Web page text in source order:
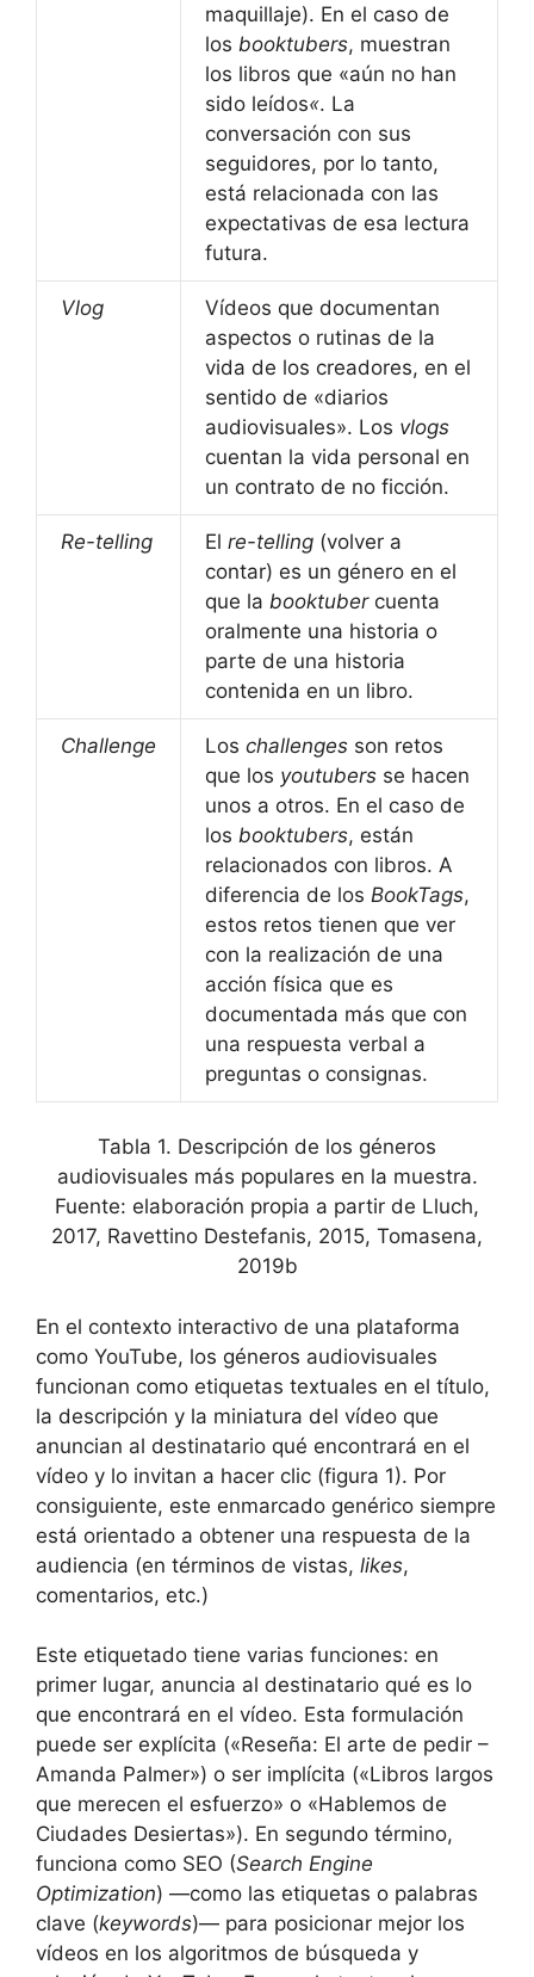
maquillaje). En el caso de
los booktubers, muestran
los libros que «aún no han
sido leídos«. La
conversación con sus
seguidores, por lo tanto,
está relacionada con las
expectativas de esa lectura
futura.
Vlog
Vídeos que documentan
aspectos o rutinas de la
vida de los creadores, en el
sentido de «diarios
audiovisuales». Los vlogs
cuentan la vida personal en
un contrato de no ficción.
Re-telling El re-telling (volver a
contar) es un género en el
que la booktubercuenta
oralmente una historia o
parte de una historia
contenida en un libro.
Challenge Los challenges son retos
que los youtubers se hacen
unos a otros. En el caso de
los booktubers, están
relacionados con libros. A
diferencia de los BookTags,
estos retos tienen que ver
con la realización de una
acción física que es
documentada más que con
una respuesta verbal a
preguntas o consignas.
Tabla 1. Descripción de los géneros
audiovisuales más populares en la muestra.
Fuente: elaboración propia a partir de Lluch,
2017, Ravettino Destefanis, 2015, Tomasena,
2019b
En el contexto interactivo de una plataforma
como YouTube, los géneros audiovisuales
funcionan como etiquetas textuales en el título,
la descripción y la miniatura del vídeo que
anuncian al destinatario qué encontrará en el
vídeo y lo invitan a hacer clic (figura 1). Por
consiguiente, este enmarcado genérico siempre
está orientado a obtener una respuesta de la
audiencia (en términos de vistas, likes,
comentarios, etc.)
Este etiquetado tiene varias funciones: en
primer lugar, anuncia al destinatario qué es lo
que encontrará en el vídeo. Esta formulación
puede ser explícita («Reseña: El arte de pedir –
Amanda Palmer») o ser implícita («Libros largos
que merecen el esfuerzo» o «Hablemos de
Ciudades Desiertas»). En segundo término,
funciona como SEO (Search Engine
Optimization) —como las etiquetas o palabras
clave (keywords)— para posicionar mejor los
vídeos en los algoritmos de búsqueda y